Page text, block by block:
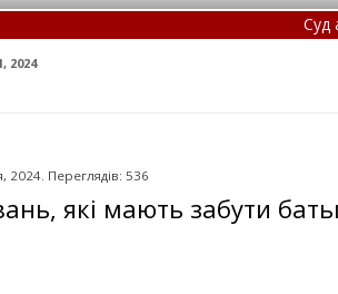
Суд
На
2024
2024. Переглядів: 536
які мають забути